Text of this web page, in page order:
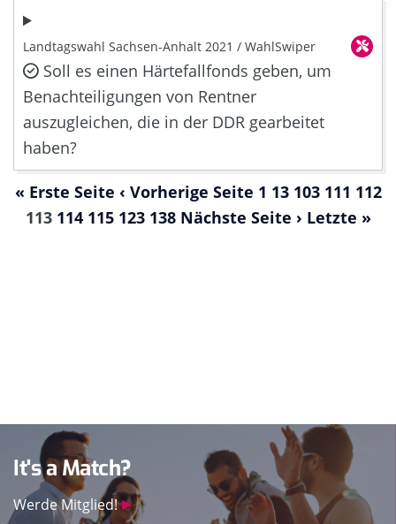
Landtagswahl Sachsen-Anhalt 2021 / WahlSwiper
Soll es einen Härtefallfonds geben, um
Benachteiligungen von Rentner
auszugleichen, die in der DDR gearbeitet
haben?
« Erste Seite ‹ Vorherige Seite 1 13 103 111 112
113 114 115 123 138 Nächste Seite › Letzte »
It's a Match?
Werde Mitglied!